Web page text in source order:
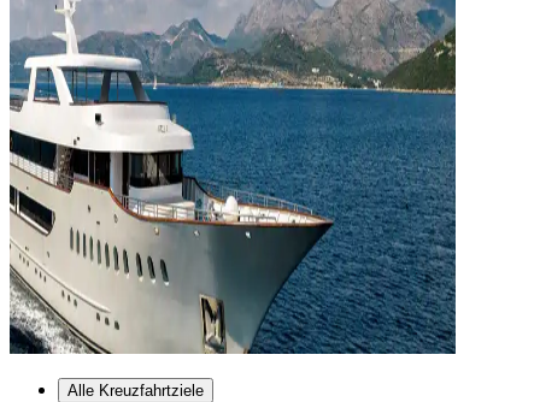
Alle Kreuzfahrtziele